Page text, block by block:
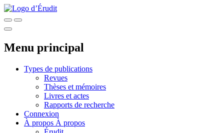
Menu principal
Types de publications
Revues
Thèses et mémoires
Livres et actes
Rapports de recherche
Connexion
À propos À propos